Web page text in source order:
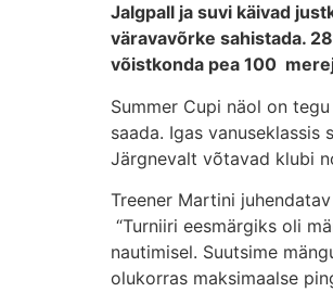
Jalgpall ja suvi käivad
väravavõrke sahistada.
võistkonda pea 100
Summer Cupi näol on
saada. Igas
Järgnevalt võtavad klubi
Treener Martini
“Turniiri eesmärgiks oli
nautimisel. Suutsime
olukorras maksimaalse